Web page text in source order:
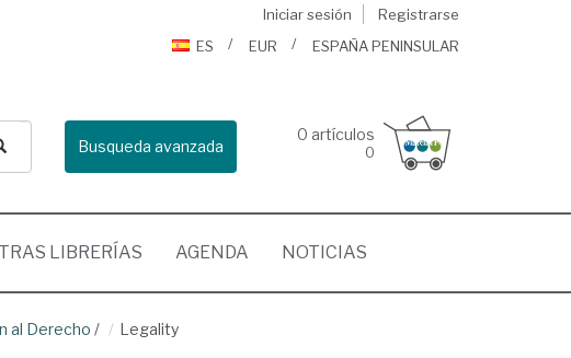
Iniciar sesión
Registrarse
ES
EUR ESPAÑA PENINSULAR
Busqueda avanzada
0 artículos
0
LIBRERÍAS AGENDA NOTICIAS
al Derecho / Legality